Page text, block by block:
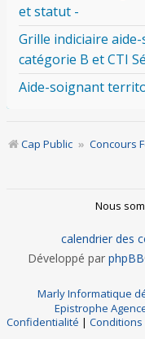
et statut -
Grille indiciaire
catégorie B et CTI
Aide-soignant
Cap Public
Concours
Nous
calendrier des
Développé par phpBB
Marly Informatique
Epistrophe
Confidentialité | Conditions